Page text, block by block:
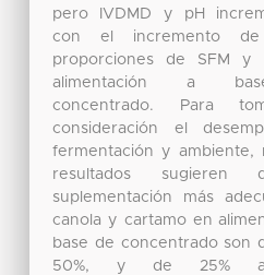
pero IVDMD y pH
con el incremento de
proporciones de SFM y
alimentación a
concentrado. Para
consideración el
fermentación y ambiente,
resultados sugieren
suplementación más
canola y cartamo en
base de concentrado son
50%, y de 25% a